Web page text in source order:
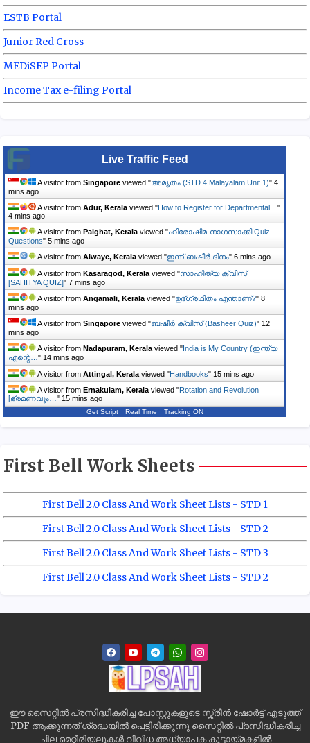
ESTB Portal
Junior Red Cross
MEDiSEP Portal
Income Tax e-filing Portal
Live Traffic Feed
A visitor from Singapore viewed "അമൃതം (STD 4 Malayalam Unit 1)" 4
mins ago
A visitor from Adur, Kerala viewed "How to Register for Departmental… "
4 mins ago
A visitor from Palghat, Kerala viewed "ഹിരോഷിമ-നാഗസാക്കി Quiz
Questions" 5 mins ago
A visitor from Alwaye, Kerala viewed "ഇന്ന് ബഷീർ ദിനം" 6 mins ago
A visitor from Kasaragod, Kerala viewed "സാഹിത്യ ക്വിസ്
[SAHITYA QUIZ]" 7 mins ago
A visitor from Angamali, Kerala viewed "ഉദ്ഗ്രഥിതം എന്താണ്?" 8
mins ago
A visitor from Singapore viewed "ബഷീർ ക്വിസ് (Basheer Quiz)" 12
mins ago
A visitor from Nadapuram, Kerala viewed "India is My Country (ഇന്ത്യ
എന്റെ… " 14 mins ago
A visitor from Attingal, Kerala viewed "Handbooks" 15 mins ago
A visitor from Ernakulam, Kerala viewed "Rotation and Revolution
[ഭ്രമണവും… " 15 mins ago
Get Script Real Time Tracking ON
First Bell Work Sheets
First Bell 2.0 Class And Work Sheet Lists - STD 1
First Bell 2.0 Class And Work Sheet Lists - STD 2
First Bell 2.0 Class And Work Sheet Lists - STD 3
First Bell 2.0 Class And Work Sheet Lists - STD 2
ഈ സൈറ്റിൽ പ്രസിദ്ധീകരിച്ച പോസ്റ്റുകളുടെ സ്ക്രീൻ ഷോർട്ട് എടുത്ത്
PDF ആക്കുന്നത് ശ്രദ്ധയിൽ പെട്ടിരിക്കുന്നു സൈറ്റിൽ പ്രസിദ്ധീകരിച്ച
ചില മെറ്റീരിയലുകൾ വിവിധ അധ്യാപക കൂട്ടായ്മകളിൽ